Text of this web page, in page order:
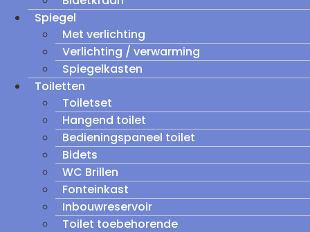
Spiegel
Met verlichting
Verlichting / verwarming
Spiegelkasten
Toiletten
Toiletset
Hangend toilet
Bedieningspaneel toilet
Bidets
WC Brillen
Fonteinkast
Inbouwreservoir
Toilet toebehorende